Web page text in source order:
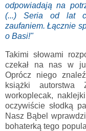
odpowiadają na
(...) Seria od lat
zaufaniem. Łącznie
o Basi!"
Takimi słowami
czekał na nas w
Oprócz niego
książki autorstwa
workoplecak,
oczywiście słodką
Nasz Bąbel
bohaterką tego